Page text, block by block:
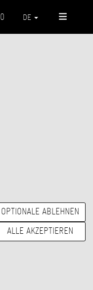
0 DE
OPTIONALE ABLEHNEN
ALLE AKZEPTIEREN